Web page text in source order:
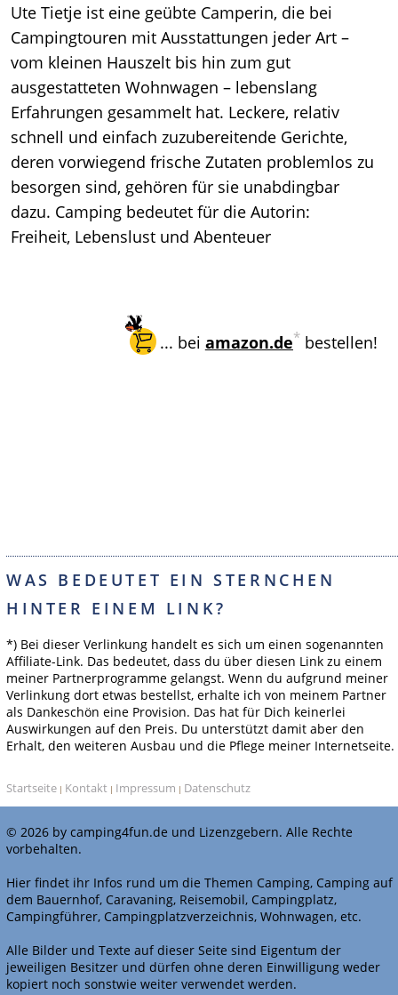
Ute Tietje ist eine geübte Camperin, die bei
Campingtouren mit Ausstattungen jeder Art –
vom kleinen Hauszelt bis hin zum gut
ausgestatteten Wohnwagen – lebenslang
Erfahrungen gesammelt hat. Leckere, relativ
schnell und einfach zuzubereitende Gerichte,
deren vorwiegend frische Zutaten problemlos zu
besorgen sind, gehören für sie unabdingbar
dazu. Camping bedeutet für die Autorin:
Freiheit, Lebenslust und Abenteuer
... bei amazon.de*bestellen!
WAS BEDEUTET EIN STERNCHEN
HINTER EINEM LINK?
*) Bei dieser Verlinkung handelt es sich um einen sogenannten
Affiliate-Link. Das bedeutet, dass du über diesen Link zu einem
meiner Partnerprogramme gelangst. Wenn du aufgrund meiner
Verlinkung dort etwas bestellst, erhalte ich von meinem Partner
als Dankeschön eine Provision. Das hat für Dich keinerlei
Auswirkungen auf den Preis. Du unterstützt damit aber den
Erhalt, den weiteren Ausbau und die Pflege meiner Internetseite.
Startseite | Kontakt | Impressum | Datenschutz
© 2026 by camping4fun.de und Lizenzgebern. Alle Rechte
vorbehalten.
Hier findet ihr Infos rund um die Themen Camping, Camping auf
dem Bauernhof, Caravaning, Reisemobil, Campingplatz,
Campingführer, Campingplatzverzeichnis, Wohnwagen, etc.
Alle Bilder und Texte auf dieser Seite sind Eigentum der
jeweiligen Besitzer und dürfen ohne deren Einwilligung weder
kopiert noch sonstwie weiter verwendet werden.